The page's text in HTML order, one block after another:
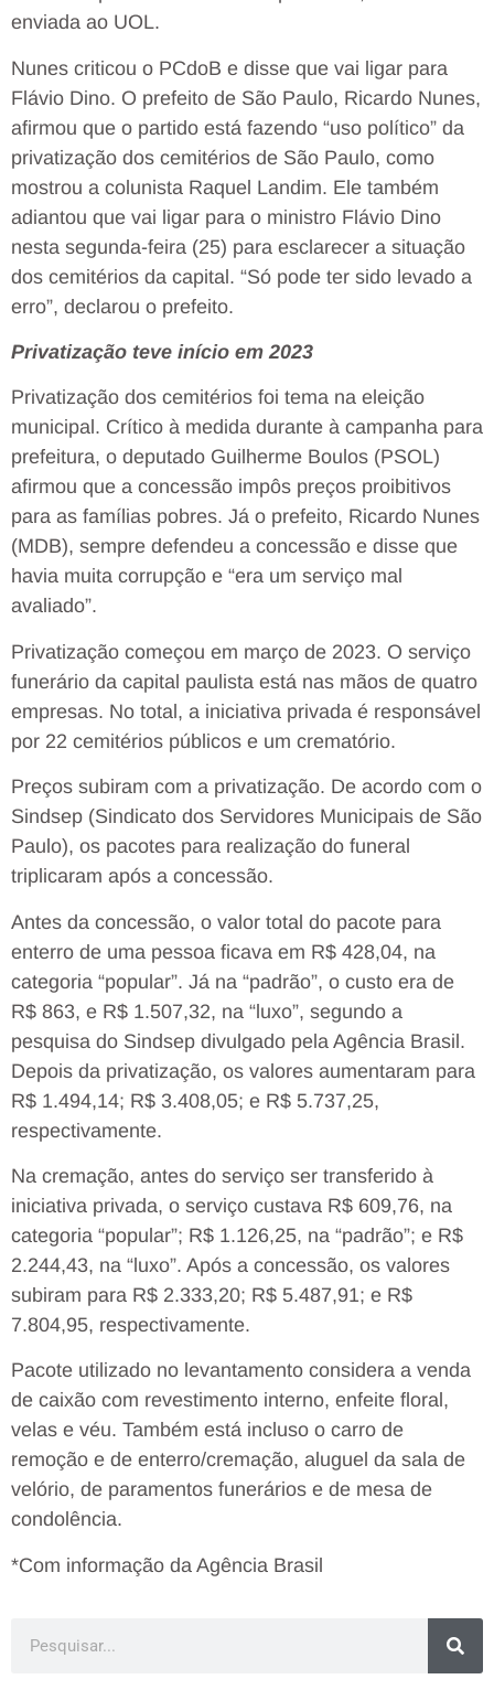
enviada ao UOL.
Nunes criticou o PCdoB e disse que vai ligar para
Flávio Dino. O prefeito de São Paulo, Ricardo Nunes,
afirmou que o partido está fazendo “uso político” da
privatização dos cemitérios de São Paulo, como
mostrou a colunista Raquel Landim. Ele também
adiantou que vai ligar para o ministro Flávio Dino
nesta segunda-feira (25) para esclarecer a situação
dos cemitérios da capital. “Só pode ter sido levado a
erro”, declarou o prefeito.
Privatização teve início em 2023
Privatização dos cemitérios foi tema na eleição
municipal. Crítico à medida durante à campanha para
prefeitura, o deputado Guilherme Boulos (PSOL)
afirmou que a concessão impôs preços proibitivos
para as famílias pobres. Já o prefeito, Ricardo Nunes
(MDB), sempre defendeu a concessão e disse que
havia muita corrupção e “era um serviço mal
avaliado”.
Privatização começou em março de 2023. O serviço
funerário da capital paulista está nas mãos de quatro
empresas. No total, a iniciativa privada é responsável
por 22 cemitérios públicos e um crematório.
Preços subiram com a privatização. De acordo com o
Sindsep (Sindicato dos Servidores Municipais de São
Paulo), os pacotes para realização do funeral
triplicaram após a concessão.
Antes da concessão, o valor total do pacote para
enterro de uma pessoa ficava em R$ 428,04, na
categoria “popular”. Já na “padrão”, o custo era de
R$ 863, e R$ 1.507,32, na “luxo”, segundo a
pesquisa do Sindsep divulgado pela Agência Brasil.
Depois da privatização, os valores aumentaram para
R$ 1.494,14; R$ 3.408,05; e R$ 5.737,25,
respectivamente.
Na cremação, antes do serviço ser transferido à
iniciativa privada, o serviço custava R$ 609,76, na
categoria “popular”; R$ 1.126,25, na “padrão”; e R$
2.244,43, na “luxo”. Após a concessão, os valores
subiram para R$ 2.333,20; R$ 5.487,91; e R$
7.804,95, respectivamente.
Pacote utilizado no levantamento considera a venda
de caixão com revestimento interno, enfeite floral,
velas e véu. Também está incluso o carro de
remoção e de enterro/cremação, aluguel da sala de
velório, de paramentos funerários e de mesa de
condolência.
*Com informação da Agência Brasil